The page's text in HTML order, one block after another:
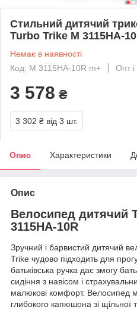
Стильний дитячий
Turbo Trike M 3115HA-
Немає в наявності
Код: M 3115HA-10R m+
Опт і
3 578 ₴
3 302 ₴ від 3 шт.
Опис Характеристики
Опис
Велосипед дитячий
3115HA-10R
Зручний і барвистий дитячий
Trike чудово підходить для
батьківська ручка дає змогу
сидіння з навісом і
малюкові комфорт. Велосипед
глибокого капюшона зі щільної